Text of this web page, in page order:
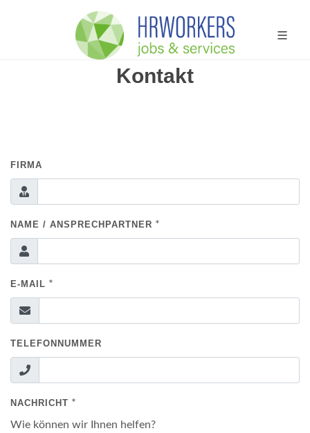
Kontakt
FIRMA
NAME / ANSPRECHPARTNER *
E-MAIL *
TELEFONNUMMER
NACHRICHT *
Wie können wir Ihnen helfen?